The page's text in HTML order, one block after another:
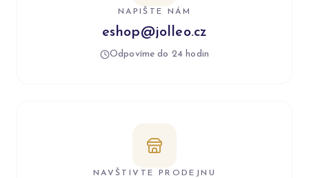
NAPIŠTE NÁM
eshop@jolleo.cz
Odpovíme do 24 hodin
NAVŠTIVTE PRODEJNU